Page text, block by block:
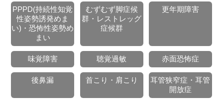
PPPD(持続性知覚
性姿勢誘発めま
い)・恐怖性姿勢め
まい
むずむず脚症候
群・レストレッグ
症候群
更年期障害
味覚障害 聴覚過敏 赤面恐怖症
後鼻漏 首こり・肩こり
耳管狭窄症・耳管
開放症